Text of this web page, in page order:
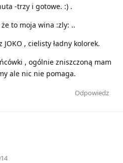
-trzy i gotowe. :) .
to moja wina :zly: ..
, cielisty ładny kolorek.
, ogólnie zniszczoną mam
ale nic nie pomaga.
Odpowiedz